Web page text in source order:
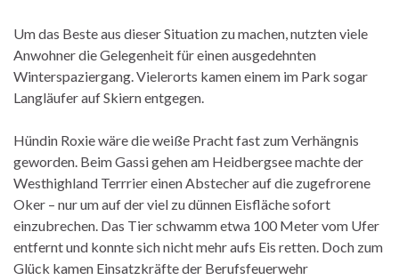
Um das Beste aus dieser Situation zu machen, nutzten viele
Anwohner die Gelegenheit für einen ausgedehnten
Winterspaziergang. Vielerorts kamen einem im Park sogar
Langläufer auf Skiern entgegen.
Hündin Roxie wäre die weiße Pracht fast zum Verhängnis
geworden. Beim Gassi gehen am Heidbergsee machte der
Westhighland Terrrier einen Abstecher auf die zugefrorene
Oker – nur um auf der viel zu dünnen Eisfläche sofort
einzubrechen. Das Tier schwamm etwa 100 Meter vom Ufer
entfernt und konnte sich nicht mehr aufs Eis retten. Doch zum
Glück kamen Einsatzkräfte der Berufsfeuerwehr